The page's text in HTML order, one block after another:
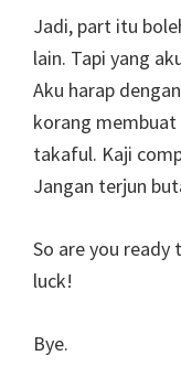
Jadi, part itu
lain. Tapi yang
Aku harap
korang membuat
takaful. Kaji
Jangan terjun
So are you ready
luck!
Bye.